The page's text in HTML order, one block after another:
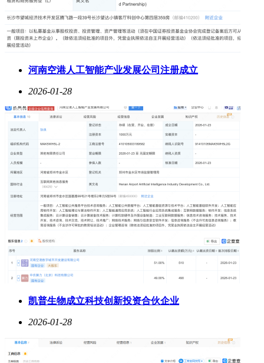
河南空港人工智能产业发展公司注册成立
2026-01-28
凯普生物成立科技创新投资合伙企业
2026-01-28